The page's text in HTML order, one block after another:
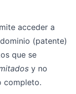
acceder a
(patente)
que se
y no
completo.